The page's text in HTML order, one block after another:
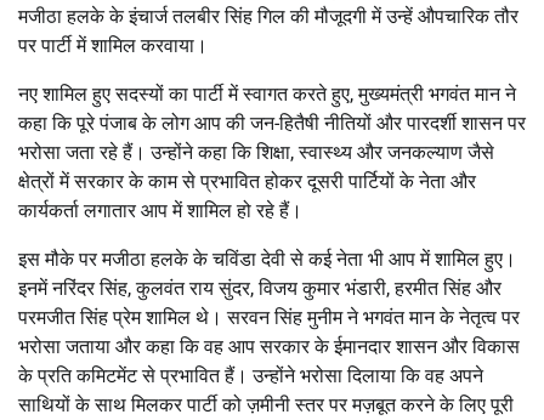
मजीठा हलके के इंचार्ज तलबीर सिंह गिल की मौजूदगी में उन्हें औपचारिक तौर
पर पार्टी में शामिल करवाया।
नए शामिल हुए सदस्यों का पार्टी में स्वागत करते हुए, मुख्यमंत्री भगवंत मान ने
कहा कि पूरे पंजाब के लोग आप की जन-हितैषी नीतियों और पारदर्शी शासन पर
भरोसा जता रहे हैं। उन्होंने कहा कि शिक्षा, स्वास्थ्य और जनकल्याण जैसे
क्षेत्रों में सरकार के काम से प्रभावित होकर दूसरी पार्टियों के नेता और
कार्यकर्ता लगातार आप में शामिल हो रहे हैं।
इस मौके पर मजीठा हलके के चविंडा देवी से कई नेता भी आप में शामिल हुए।
इनमें नरिंदर सिंह, कुलवंत राय सुंदर, विजय कुमार भंडारी, हरमीत सिंह और
परमजीत सिंह प्रेम शामिल थे। सरवन सिंह मुनीम ने भगवंत मान के नेतृत्व पर
भरोसा जताया और कहा कि वह आप सरकार के ईमानदार शासन और विकास
के प्रति कमिटमेंट से प्रभावित हैं। उन्होंने भरोसा दिलाया कि वह अपने
साथियों के साथ मिलकर पार्टी को ज़मीनी स्तर पर मज़बूत करने के लिए पूरी